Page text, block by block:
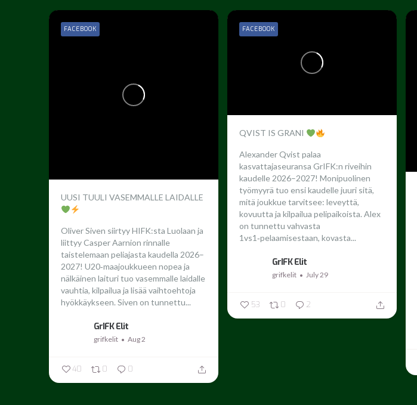
UUSI TUULI VASEMMALLE LAIDALLE
Oliver Siven siirtyy HIFK:sta Luolaan ja
liittyy Casper Aarnion rinnalle
taistelemaan peliajasta kaudella 2026–
2027! U20‑maajoukkueen nopea ja
nälkäinen laituri tuo vasemmalle laidalle
vauhtia, kilpailua ja lisää vaihtoehtoja
hyökkäykseen. Siven on tunnettu...
GrIFK Elit
grifkelit Aug 2
FACEBOOK
40 0 0
QVIST IS GRANI
Alexander Qvist palaa
kasvattajaseuransa GrIFK:n riveihin
kaudelle 2026–2027! Monipuolinen
työmyyrä tuo ensi kaudelle juuri sitä,
mitä joukkue tarvitsee: leveyttä,
kovuutta ja kilpailua pelipaikoista. Alex
on tunnettu vahvasta
1vs1‑pelaamisestaan, kovasta...
GrIFK Elit
grifkelit July 29
FACEBOOK
53 0 2